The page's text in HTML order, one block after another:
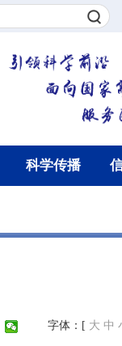
科学传播
字体：[ 大 中